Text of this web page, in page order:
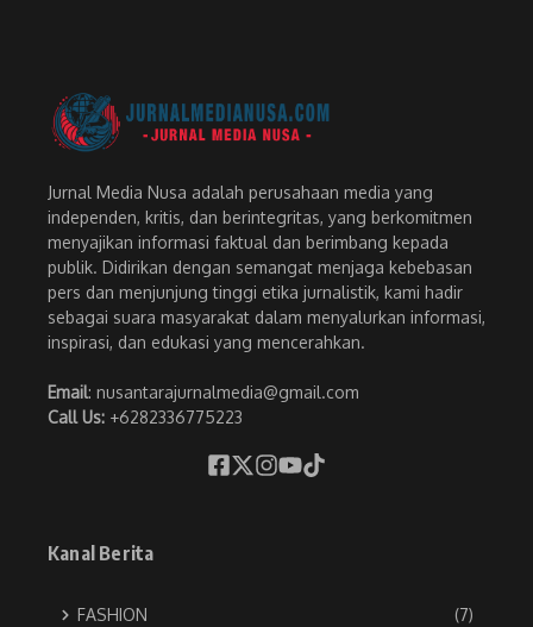
Jurnal Media Nusa adalah perusahaan media yang
independen, kritis, dan berintegritas, yang berkomitmen
menyajikan informasi faktual dan berimbang kepada
publik. Didirikan dengan semangat menjaga kebebasan
pers dan menjunjung tinggi etika jurnalistik, kami hadir
sebagai suara masyarakat dalam menyalurkan informasi,
inspirasi, dan edukasi yang mencerahkan.
Email: nusantarajurnalmedia@gmail.com
Call Us: +6282336775223
Kanal Berita
FASHION (7)